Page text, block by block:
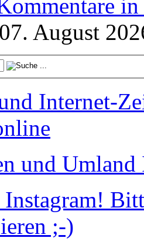
in
August
Internet-
und Umland
;-)